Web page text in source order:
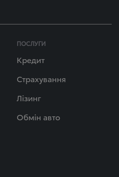
ПОСЛУГИ
Кредит
Страхування
Лізинг
Обмін авто